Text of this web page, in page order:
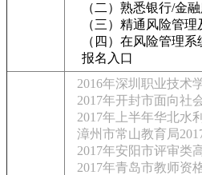
（二）熟悉银行/金融
（三）精通风险管理
（四）在风险管理系
报名入口
2016年深圳职业技术
2017年开封市面向社
2017年上半年华北水
漳州市常山教育局
2017年安阳市评审类
2017年青岛市教师资